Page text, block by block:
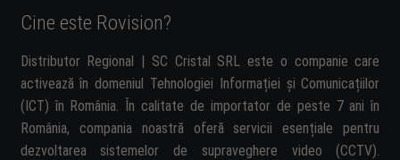
Cine este Rovision?
Distributor Regional | SC Cristal SRL este o companie care
activează în domeniul Tehnologiei Informației și Comunicațiilor
(ICT) în România. În calitate de importator de peste 7 ani în
România, compania noastră oferă servicii esențiale pentru
dezvoltarea sistemelor de supraveghere video (CCTV).